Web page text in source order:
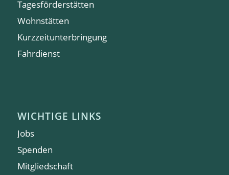
Tagesförderstätten
Wohnstätten
Kurzzeitunterbringung
Fahrdienst
WICHTIGE LINKS
Jobs
Spenden
Mitgliedschaft